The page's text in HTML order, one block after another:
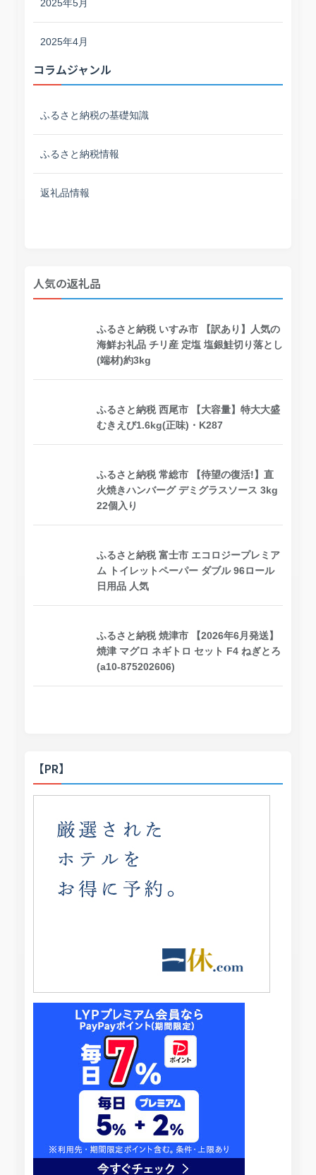
2025年5月
2025年4月
コラムジャンル
ふるさと納税の基礎知識
ふるさと納税情報
返礼品情報
人気の返礼品
ふるさと納税 いすみ市 【訳あり】人気の
海鮮お礼品 チリ産 定塩 塩銀鮭切り落とし
(端材)約3kg
ふるさと納税 西尾市 【大容量】特大大盛
むきえび1.6kg(正味)・K287
ふるさと納税 常総市 【待望の復活!】直
火焼きハンバーグ デミグラスソース 3kg
22個入り
ふるさと納税 富士市 エコロジープレミア
ム トイレットペーパー ダブル 96ロール
日用品 人気
ふるさと納税 焼津市 【2026年6月発送】
焼津 マグロ ネギトロ セット F4 ねぎとろ
(a10-875202606)
【PR】